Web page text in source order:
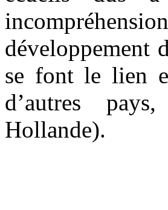
développement
se font le lien
d’autres
Hollande).